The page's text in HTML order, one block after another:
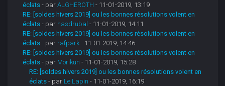
éclats - parALGHEROTH - 11-01-2019, 13:19
RE: [soldes hivers 2019] ou les bonnes résolutions volent en
éclats - par hasdrubal - 11-01-2019, 14:11
RE: [soldes hivers 2019] ou les bonnes résolutions volent en
éclats - par rafpark - 11-01-2019, 14:46
RE: [soldes hivers 2019] ou les bonnes résolutions volent en
éclats - par Morikun - 11-01-2019, 15:28
RE: [soldes hivers 2019] ou les bonnes résolutions volent en
éclats - par Le Lapin - 11-01-2019, 16:19